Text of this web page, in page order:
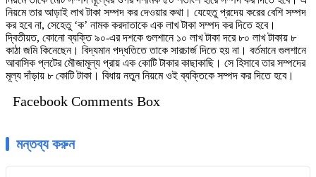
নিয়মে তার আড়াই লাখ টাকা সম্পদ কর দেওয়ার কথা। যেহেতু প্রদেয় করের বেশি সম্পদ
কর হবে না, সেহেতু ‘ক’ নামক করদাতাকে এক লাখ টাকা সম্পদ কর দিতে হবে।
দ্বিতীয়ত, কোনো ব্যক্তি ৯০-এর দশকে গুলশানে ১০ লাখ টাকা দরে ৮০ লাখ টাকায় ৮
কাঠা জমি কিনেছেন। বিদ্যমান পদ্ধতিতে তাকে সারচার্জ দিতে হয় না। বর্তমানে গুলশানে
আবাসিক প্লটের মৌজামূল্য প্রায় এক কোটি টাকার কাছাকাছি। সে হিসাবে তার সম্পদের
মূল্য দাঁড়ায় ৮ কোটি টাকা। বিধায় নতুন নিয়মে ওই ব্যক্তিকে সম্পদ কর দিতে হবে।
Facebook Comments Box
মন্তব্য করুন